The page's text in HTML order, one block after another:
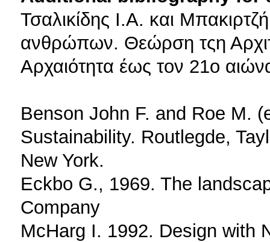
Τσαλικίδης Ι.Α. και
ανθρώπων. Θεώρση τςη
Αρχαιότητα έως τον 21ο
Benson John F. and Roe M.
Sustainability. Routlegde,
New York.
Eckbo G., 1969. The
Company
McHarg I. 1992. Design with